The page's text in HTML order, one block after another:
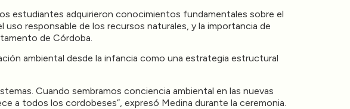
estudiantes adquirieron conocimientos fundamentales sobre el
responsable de los recursos naturales, y la importancia de
de Córdoba.
ambiental desde la infancia como una estrategia estructural
Cuando sembramos conciencia ambiental en las nuevas
a todos los cordobeses”, expresó Medina durante la ceremonia.